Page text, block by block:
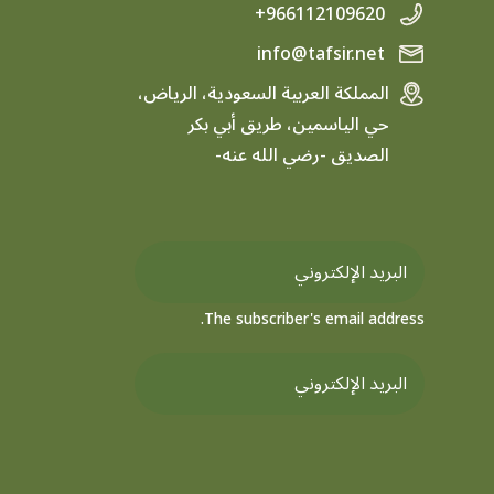
+966112109620
المملكة العربية السعودية، الرياض،
حي الياسمين، طريق أبي بكر
الصديق -رضي الله عنه-
The subscriber's email address.